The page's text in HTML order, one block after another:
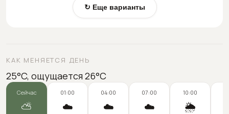
↻ Еще варианты
КАК МЕНЯЕТСЯ ДЕНЬ
25°C, ощущается 26°C
Сейчас
⛅
01:00
☁️
04:00
☁️
07:00
☁️
10:00
🌦️